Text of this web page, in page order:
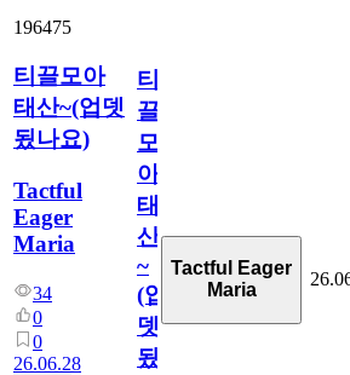
196475
티끌모아
태산~(업뎃
됬나요)
Tactful
Eager
Maria
34
0
0
26.06.28
티
끌
모
아
태
산
~
(업
뎃
됬
Tactful Eager
Maria